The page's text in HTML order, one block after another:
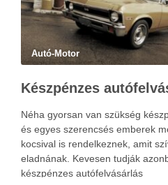
Autó-Motor
Néha gyorsan van szükség
és egyes szerencsés emberek
kocsival is rendelkeznek, amit
eladnának. Kevesen tudják
készpénzes autófelvásárlás